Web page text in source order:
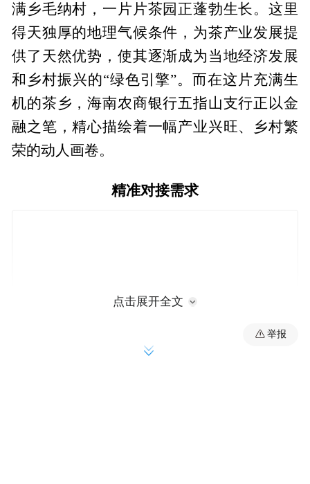
满乡毛纳村，一片片茶园正蓬勃生长。这里
得天独厚的地理气候条件，为茶产业发展提
供了天然优势，使其逐渐成为当地经济发展
和乡村振兴的“绿色引擎”。而在这片充满生
机的茶乡，海南农商银行五指山支行正以金
融之笔，精心描绘着一幅产业兴旺、乡村繁
荣的动人画卷。
精准对接需求
点击展开全文
举报